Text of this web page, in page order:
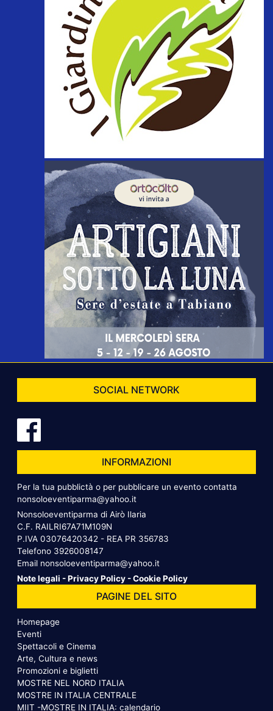
SOCIAL NETWORK
INFORMAZIONI
Per la tua pubblictà o per pubblicare un evento contatta
nonsoloeventiparma@yahoo.it
Nonsoloeventiparma di Airò Ilaria
C.F. RAILRI67A71M109N
P.IVA 03076420342 - REA PR 356783
Telefono 3926008147
Email nonsoloeventiparma@yahoo.it
Note legali -Privacy Policy -Cookie Policy
PAGINE DEL SITO
Homepage
Eventi
Spettacoli e Cinema
Arte, Cultura e news
Promozioni e biglietti
MOSTRE NEL NORD ITALIA
MOSTRE IN ITALIA CENTRALE
MIIT -MOSTRE IN ITALIA: calendario